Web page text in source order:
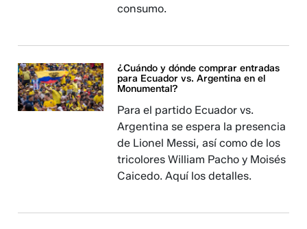
consumo.
¿Cuándo y dónde comprar entradas
para Ecuador vs. Argentina en el
Monumental?
Para el partido Ecuador vs.
Argentina se espera la presencia
de Lionel Messi, así como de los
tricolores William Pacho y Moisés
Caicedo. Aquí los detalles.